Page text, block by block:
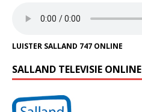
LUISTER SALLAND 747 ONLINE
SALLAND TELEVISIE ONLINE